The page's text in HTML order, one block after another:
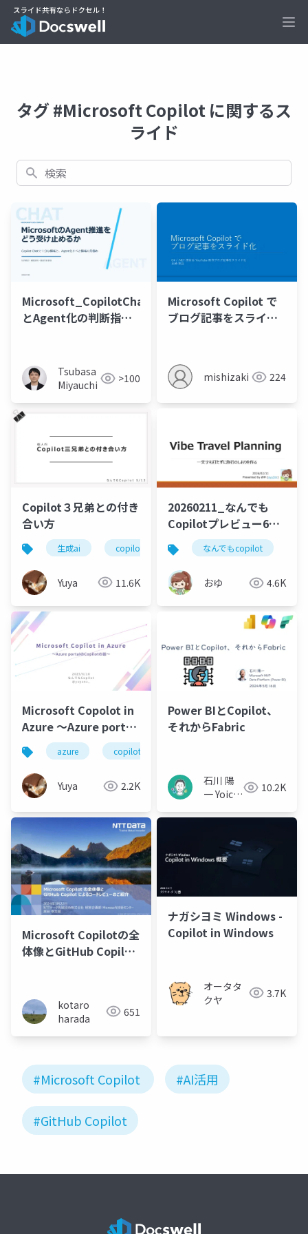
タグ #Microsoft Copilot に関するス
ライド
検索
Microsoft_CopilotChat
とAgent化の判断指針
Tsubasa
Miyauchi
>100
Microsoft Copilot で
ブログ記事をスライド
mishizaki 224
Copilot３兄弟との付き
合い方
生成ai copilot なんでもcopilot ai
Yuya 11.6K
20260211_なんでも
Copilotプレビュー6_
一文字もタイピングせ
ずに旅行のしおりをつ
くる
なんでもcopilot
おゆ 4.6K
Microsoft Copolot in
Azure ～Azure portal
のCopilotの話～
azure copilot
Yuya 2.2K
Power BIとCopilot、
それからFabric
石川 陽
一 Yoichi
10.2K
Microsoft Copilotの全
体像とGitHub Copilot
kotaro
harada
651
ナガシヨミ Windows -
Copilot in Windows
オータタ
クヤ
3.7K
#Microsoft Copilot #AI活用
#GitHub Copilot